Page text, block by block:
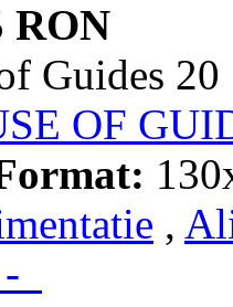
RON
Guides 20
OF
,